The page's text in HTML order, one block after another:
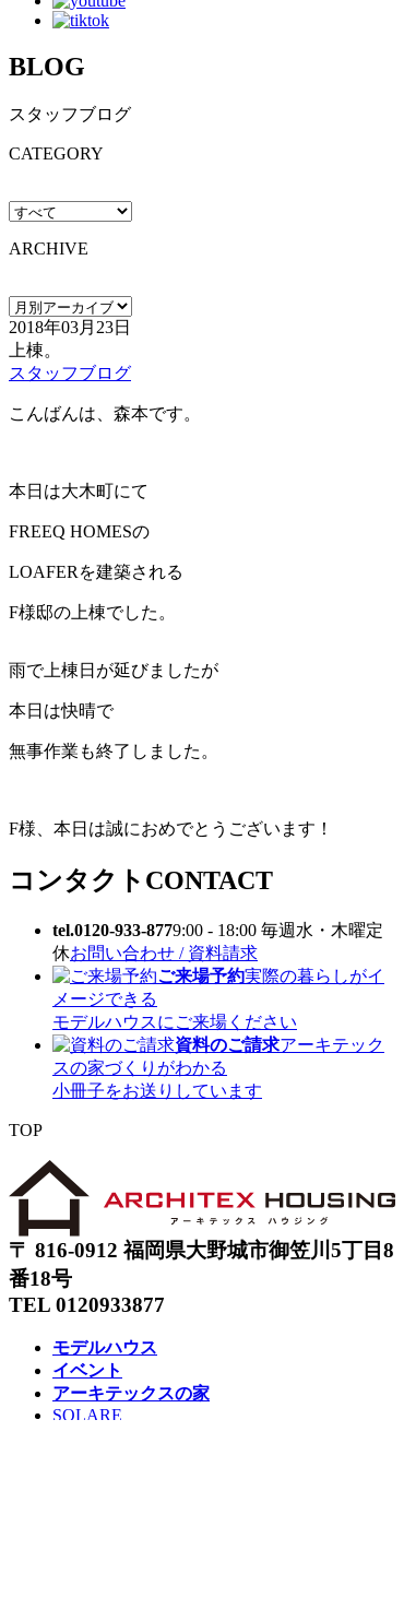
BLOG
スタッフブログ
CATEGORY
ARCHIVE
2018年03月23日
上棟。
スタッフブログ
こんばんは、森本です。
本日は大木町にて
FREEQ HOMESの
LOAFERを建築される
F様邸の上棟でした。
雨で上棟日が延びましたが
本日は快晴で
無事作業も終了しました。
F様、本日は誠におめでとうございます！
コンタクト CONTACT
tel.0120-933-8779:00 - 18:00 毎週水・木曜定
休お問い合わせ / 資料請求
ご来場予約実際の暮らしがイ
メージできる
モデルハウスにご来場ください
資料のご請求アーキテック
スの家づくりがわかる
小冊子をお送りしています
TOP
〒 816-0912 福岡県大野城市御笠川5丁目8
番18号
TEL 0120933877
モデルハウス
イベント
アーキテックスの家
SOLARE